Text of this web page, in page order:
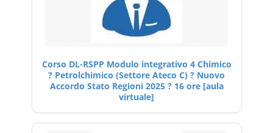
Corso DL-RSPP Modulo integrativo 4 Chimico
? Petrolchimico (Settore Ateco C) ? Nuovo
Accordo Stato Regioni 2025 ? 16 ore [aula
virtuale]